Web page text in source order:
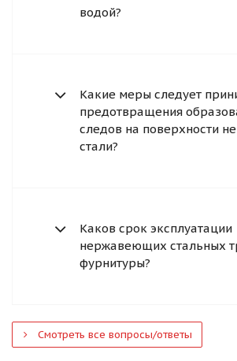
водой?
Какие меры следует
предотвращения
следов на поверхности
стали?
Каков срок эксплуатации
нержавеющих стальных
фурнитуры?
Смотреть все вопросы/ответы